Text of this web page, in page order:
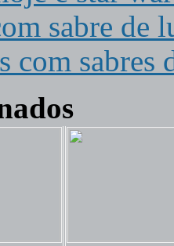
sabre de
com sabres